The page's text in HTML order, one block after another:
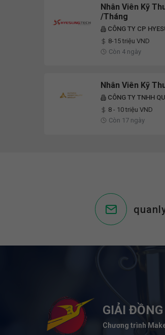
Nhân Viên Kỹ
/tháng
CÔNG TY CP
8-15 triệu VND
Còn 4 ngày
Nhân Viên Kỹ
CÔNG TY TNHH
8 - 10 triệu VND
Còn 17 ngày
GIẢI ĐỒNG
Chương trình